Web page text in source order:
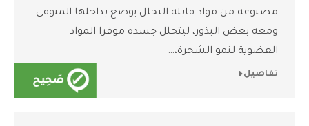
مصنوعة من مواد قابلة التحلل يوضع بداخلها المتوفى
ومعه بعض البذور، ليتحلل جسده موفرا المواد
العضوية لنمو الشجرة،…
تفاصيل